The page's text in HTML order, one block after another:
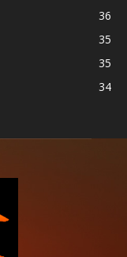
36
35
35
34